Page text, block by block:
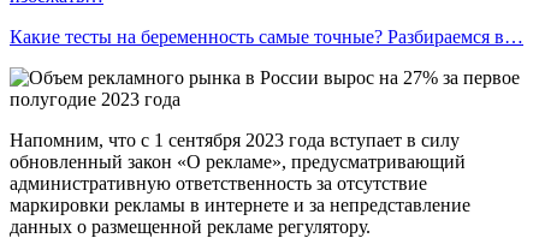
Какие тесты на беременность самые точные? Разбираемся в…
Напомним, что с 1 сентября 2023 года вступает в силу
обновленный закон «О рекламе», предусматривающий
административную ответственность за отсутствие
маркировки рекламы в интернете и за непредставление
данных о размещенной рекламе регулятору.